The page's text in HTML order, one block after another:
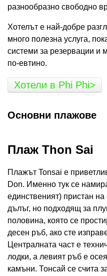
разнообразно свободно
Хотелът е най-добре
много полезна услуга,
системи за резервации и
по-евтино.
Хотели в Phi Phi>
Основни плажове
Плаж Thon Sai
Плажът Tonsai е
Don. Именно тук се
единственият) пристан
дълъг, но подходящ за
половина, която се
десен ръб, ако сте
Централната част е
лодки, а левият ръб е
камъни. Тонсай се счита